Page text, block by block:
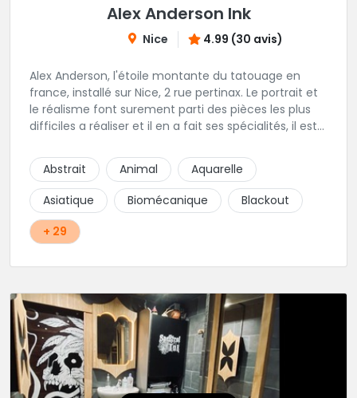
Alex Anderson Ink
Nice 4.99 (30 avis)
Alex Anderson, l'étoile montante du tatouage en
france, installé sur Nice, 2 rue pertinax. Le portrait et
le réalisme font surement parti des pièces les plus
difficiles a réaliser et il en a fait ses spécialités, il est
religieux ou du chicanos. Romain son frère sera vous
combler par sa finesse pour des pièces comme le
mandala, l'ornemental ou la calligraphie pour le
bonheur des futurs tatoués. Il y a aussi Léa, Maureen,
Fat, Tom, Sento, Lily, des artistes hors normes. Il n'y a
qu'à regarder les pièces sélectionnées ici pour
Abstrait Animal
Aquarelle
Asiatique
Biomécanique
Blackout
+ 29